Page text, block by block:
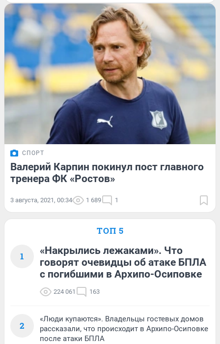
СПОРТ
Валерий Карпин покинул пост главного
тренера ФК «Ростов»
3 августа, 2021, 00:34 1 689 1
ТОП 5
1
«Накрылись лежаками». Что
говорят очевидцы об атаке БПЛА
с погибшими в Архипо-Осиповке
224 061 163
2
«Люди купаются». Владельцы гостевых домов
рассказали, что происходит в Архипо-Осиповке
после атаки БПЛА